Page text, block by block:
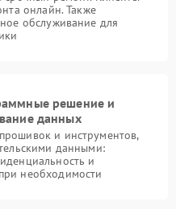
онлайн. Также
обслуживание для
решение и
данных
и инструментов,
данными:
и
необходимости